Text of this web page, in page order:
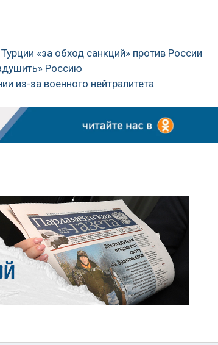
«за обход санкций» против России
Россию
из-за военного нейтралитета